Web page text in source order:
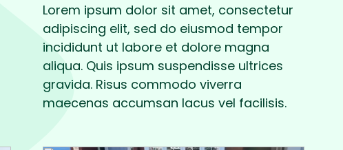
Lorem ipsum dolor sit amet, consectetur
adipiscing elit, sed do eiusmod tempor
incididunt ut labore et dolore magna
aliqua. Quis ipsum suspendisse ultrices
gravida. Risus commodo viverra
maecenas accumsan lacus vel facilisis.